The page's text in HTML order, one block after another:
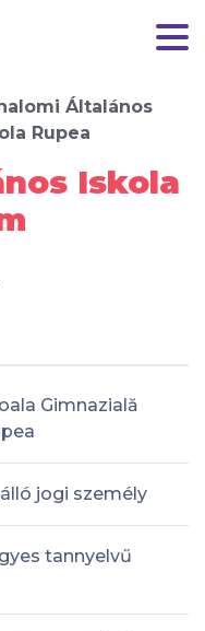
Általános
Rupea
Iskola
Gimnazială
jogi személy
tannyelvű